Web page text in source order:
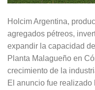
Holcim Argentina,
agregados pétreos,
expandir la capacidad
Planta Malagueño en
crecimiento de la
El anuncio fue